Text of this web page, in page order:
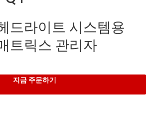
드라이트 시스템용
트릭스 관리자
지금 주문하기